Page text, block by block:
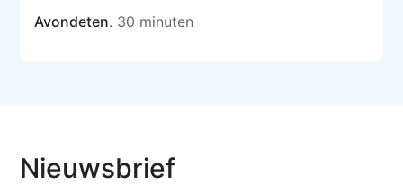
Avondeten. 30 minuten
Nieuwsbrief